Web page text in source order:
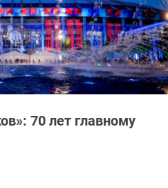
70 лет главному